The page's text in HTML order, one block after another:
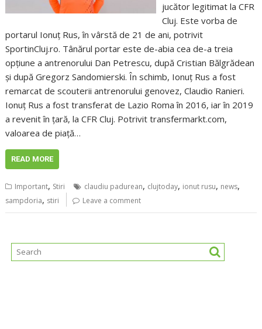
jucător legitimat la CFR
Cluj. Este vorba de
portarul Ionuț Rus, în vârstă de 21 de ani, potrivit
SportinCluj.ro. Tânărul portar este de-abia cea de-a treia
opțiune a antrenorului Dan Petrescu, după Cristian Bălgrădean
și după Gregorz Sandomierski. În schimb, Ionuț Rus a fost
remarcat de scouterii antrenorului genovez, Claudio Ranieri.
Ionuț Rus a fost transferat de Lazio Roma în 2016, iar în 2019
a revenit în țară, la CFR Cluj. Potrivit transfermarkt.com,
valoarea de piață…
READ MORE
Important, Stiri claudiu padurean, clujtoday, ionut rusu, news,
sampdoria, stiri Leave a comment